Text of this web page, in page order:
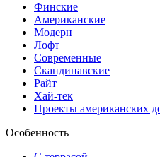
Финские
Американские
Модерн
Лофт
Современные
Скандинавские
Райт
Хай-тек
Проекты американских
Особенность